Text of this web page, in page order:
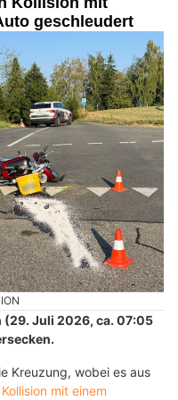
geschleudert
Juli 2026, ca. 07:05
Kreuzung, wobei es aus
Kollision mit einem